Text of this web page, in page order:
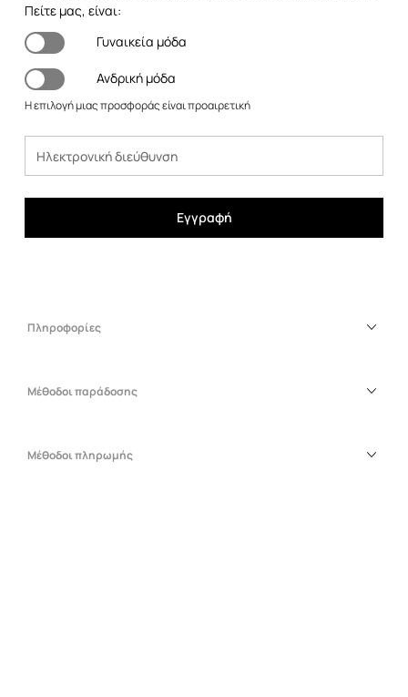
Πείτε μας, είναι:
Γυναικεία μόδα
Ανδρική μόδα
Η επιλογή μιας προσφοράς είναι προαιρετική
Εγγραφή
Πληροφορίες
Μέθοδοι παράδοσης
Μέθοδοι πληρωμής